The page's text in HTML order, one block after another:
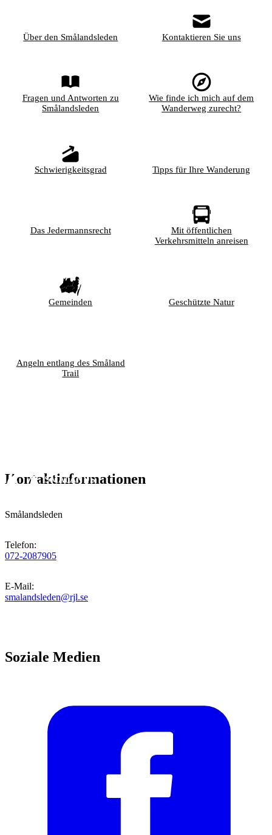
Über den Smålandsleden Kontaktieren Sie uns
Fragen und Antworten zu
Smålandsleden
Wie finde ich mich auf dem
Wanderweg zurecht?
Schwierigkeitsgrad Tipps für Ihre Wanderung
Das Jedermannsrecht
Mit öffentlichen
Verkehrsmitteln anreisen
Gemeinden Geschützte Natur
Angeln entlang des Småland
Trail
Kontaktinformationen
Smålandsleden
Telefon:
072-2087905
E-Mail:
smalandsleden@rjl.se
Soziale Medien